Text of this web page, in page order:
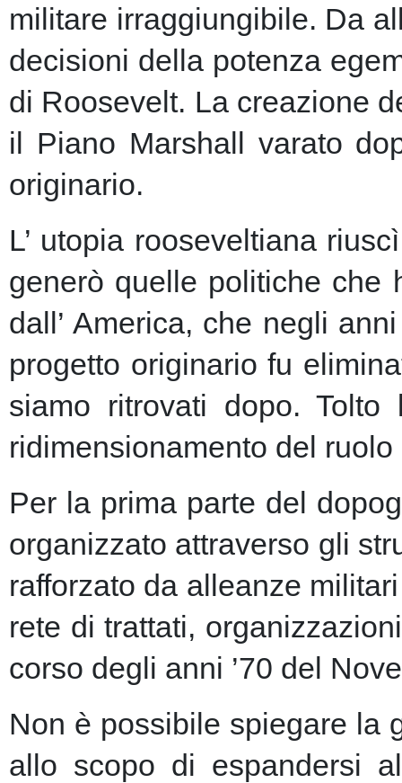
militare irraggiungibile. Da
decisioni della potenza
di Roosevelt. La creazione
il Piano Marshall varato
originario.
L’ utopia rooseveltiana
generò quelle politiche che
dall’ America, che negli
progetto originario fu
siamo ritrovati dopo.
ridimensionamento del
Per la prima parte del
organizzato attraverso gli
rafforzato da alleanze
rete di trattati,
corso degli anni ’70 del
Non è possibile spiegare la
allo scopo di espandersi